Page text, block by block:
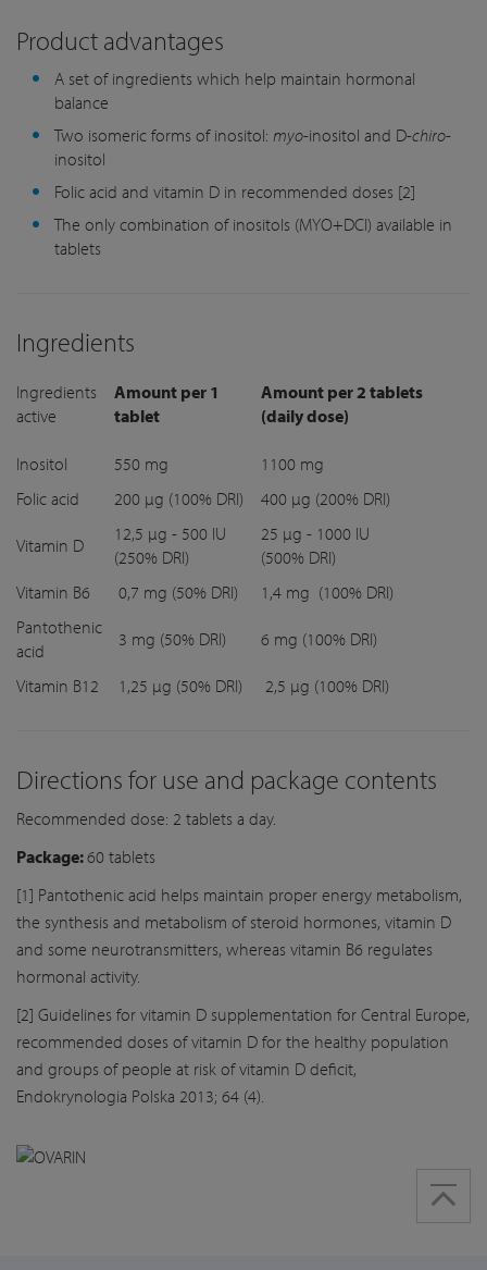
Product advantages
A set of ingredients which help maintain hormonal
balance
Two isomeric forms of inositol: myo-inositol and D-chiro-
inositol
Folic acid and vitamin D in recommended doses [2]
The only combination of inositols (MYO+DCI) available in
tablets
Ingredients
Ingredients
active
Amount per 1
tablet
Amount per 2 tablets
(daily dose)
InositoI 550 mg
1100 mg
Folic acid
200 µg (100% DRI) 400 µg (200% DRI)
Vitamin D
12,5 µg - 500 IU
(250% DRI)
25 µg - 1000 IU
(500% DRI)
Vitamin B6
0,7 mg (50% DRI)
1,4 mg (100% DRI)
Pantothenic
acid
3 mg (50% DRI) 6 mg (100% DRI)
Vitamin B12 1,25 µg (50% DRI) 2,5 µg (100% DRI)
Directions for use and package contents
Recommended dose: 2 tablets a day.
Package:60 tablets
[1] Pantothenic acid helps maintain proper energy metabolism,
the synthesis and metabolism of steroid hormones, vitamin D
and some neurotransmitters, whereas vitamin B6 regulates
hormonal activity.
[2] Guidelines for vitamin D supplementation for Central Europe,
recommended doses of vitamin D for the healthy population
and groups of people at risk of vitamin D deficit,
Endokrynologia Polska 2013; 64 (4).